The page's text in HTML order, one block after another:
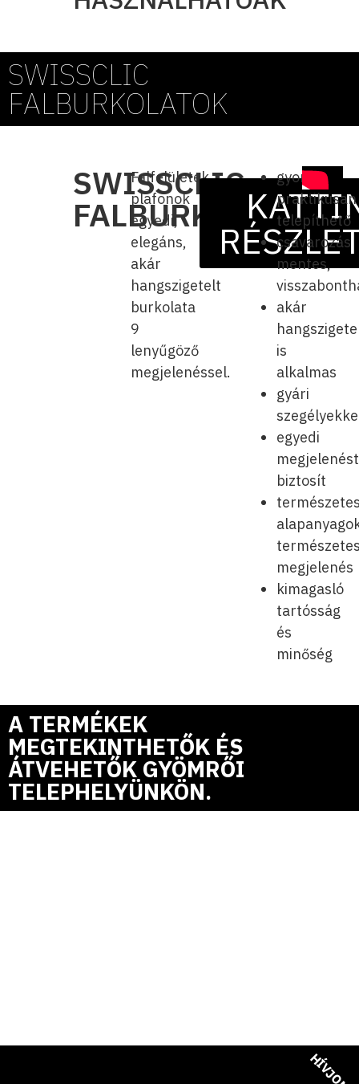
SWISSCLIC
FALBURKOLATOK
SWISSCLIC
FALBURKOLATOK
Falfelületek,
plafonok
egyedi,
elegáns,
akár
hangszigetelt
burkolata
9
lenyűgöző
megjelenéssel.
gyorsan,
praktikusan
telepíthető
csavarozás
mentes,
akár
is
alkalmas
gyári
egyedi
megjelenést
biztosít
megjelenés
kimagasló
tartósság
és
minőség
A TERMÉKEK
MEGTEKINTHETŐK ÉS
ÁTVEHETŐK GYÖMRŐI
TELEPHELYÜNKÖN.
HÍVJON!